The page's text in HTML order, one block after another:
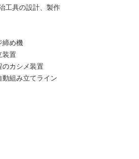
工具の設計、製作
締め機
装置
のカシメ装置
組み立てライン